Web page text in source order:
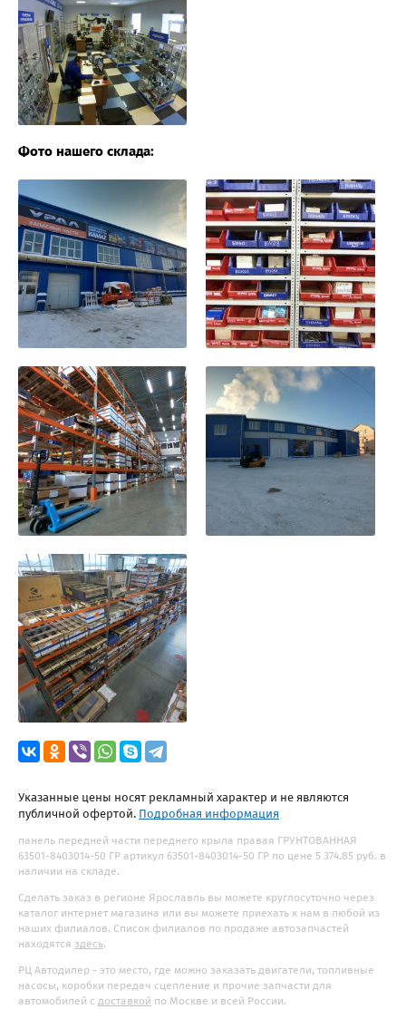
Фото нашего склада:
Указанные цены носят рекламный характер и не являются
публичной офертой. Подробная информация
панель передней части переднего крыла правая ГРУНТОВАННАЯ
63501-8403014-50 ГР артикул 63501-8403014-50 ГР по цене 5 374.85 руб. в
наличии на складе.
Сделать заказ в регионе Ярославль вы можете круглосуточно через
каталог интернет магазина или вы можете приехать к нам в любой из
наших филиалов. Список филиалов по продаже автозапчастей
находятся здесь.
РЦ Автодилер - это место, где можно заказать двигатели, топливные
насосы, коробки передач сцепление и прочие запчасти для
автомобилей с доставкой по Москве и всей России.